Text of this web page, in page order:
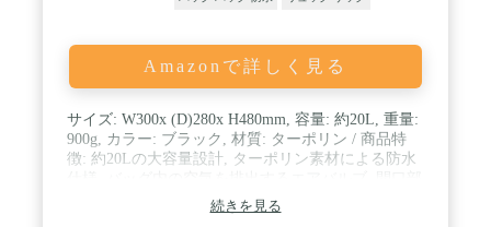
Amazonで詳しく見る
サイズ: W300x (D)280x H480mm, 容量: 約20L, 重量:
900g, カラー: ブラック, 材質: ターポリン / 商品特
徴: 約20Lの大容量設計, ターポリン素材による防水
の広いロールトップ仕様, 脱着式ショルダーベルト,
固定用Dカン&times;6, 背面メッシュ素材, 止水ファ
続きを見る